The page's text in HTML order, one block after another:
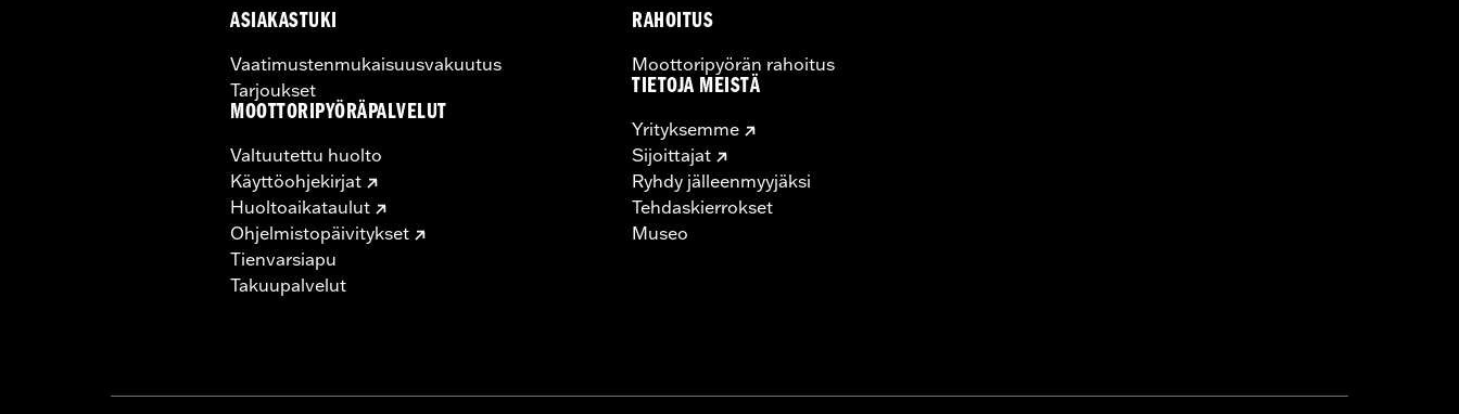
ASIAKASTUKI
Vaatimustenmukaisuusvakuutus
Tarjoukset
MOOTTORIPYÖRÄPALVELUT
Valtuutettu huolto
Käyttöohjekirjat
Huoltoaikataulut
Ohjelmistopäivitykset
Tienvarsiapu
Takuupalvelut
RAHOITUS
Moottoripyörän rahoitus
TIETOJA MEISTÄ
Yrityksemme
Sijoittajat
Ryhdy jälleenmyyjäksi
Tehdaskierrokset
Museo